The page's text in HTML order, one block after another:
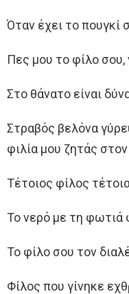
Όταν έχει το πουγκί
Πες μου το φίλο σου,
Στο θάνατο είναι
Στραβός βελόνα
φιλία μου ζητάς
Τέτοιος φίλος
Το νερό με τη φωτιά
Το φίλο σου τον
Φίλος που γίνηκε